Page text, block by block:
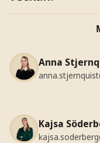
Anna
Kajsa